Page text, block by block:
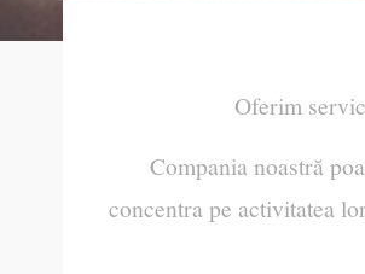
Oferim
Compania noastră
concentra pe activitatea